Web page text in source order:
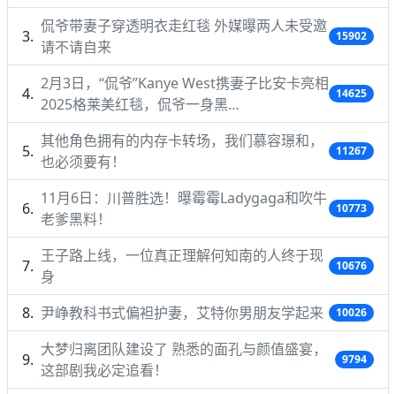
侃爷带妻子穿透明衣走红毯 外媒曝两人未受邀
请不请自来
15902
2月3日，“侃爷”Kanye West携妻子比安卡亮相
2025格莱美红毯，侃爷一身黑…
14625
其他角色拥有的内存卡转场，我们慕容璟和，
也必须要有！
11267
11月6日：川普胜选！曝霉霉Ladygaga和吹牛
老爹黑料！
10773
王子路上线，一位真正理解何知南的人终于现
身
10676
尹峥教科书式偏袒护妻，艾特你男朋友学起来 10026
大梦归离团队建设了 熟悉的面孔与颜值盛宴，
这部剧我必定追看！
9794